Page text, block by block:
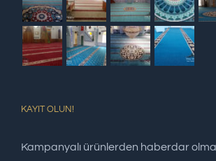
KAYIT OLUN!
Kampanyalı ürünlerden haberdar